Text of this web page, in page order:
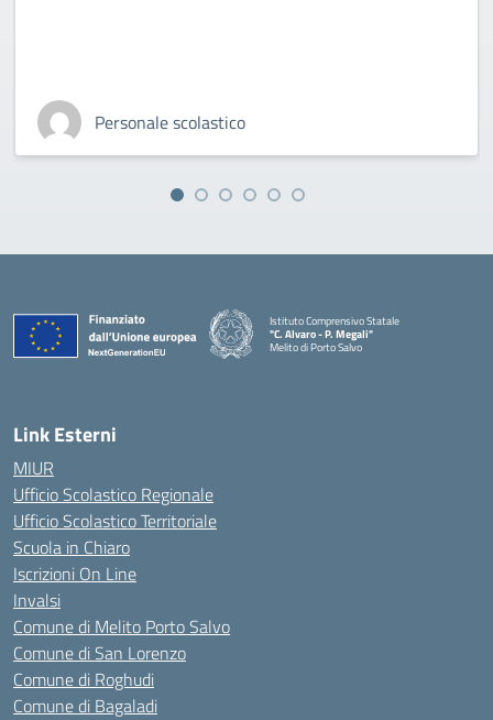
Personale scolastico
Istituto Comprensivo Statale
"C. Alvaro - P. Megali"
Melito di Porto Salvo
Link Esterni
MIUR
Ufficio Scolastico Regionale
Ufficio Scolastico Territoriale
Scuola in Chiaro
Iscrizioni On Line
Invalsi
Comune di Melito Porto Salvo
Comune di San Lorenzo
Comune di Roghudi
Comune di Bagaladi